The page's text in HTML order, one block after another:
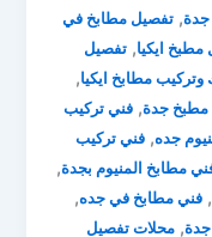
,تفصيل مطابخ في
ايكيا,تفصيل
وتركيب مطابخ ايكيا,
مطبخ جدة,فني تركيب
جده,فني تركيب
مطابخ المنيوم بجدة,
,فني مطابخ في جده,
,محلات تفصيل